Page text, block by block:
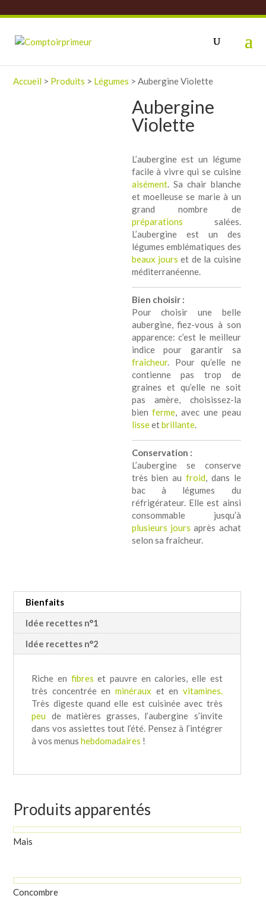
Accueil > Produits > Légumes >Aubergine Violette
Aubergine
Violette
L’aubergine est un légume
facile à vivre qui se cuisine
aisément. Sa chair blanche
et moelleuse se marie à un
grand nombre de
préparations salées.
L’aubergine est un des
légumes emblématiques des
beaux jours et de la cuisine
méditerranéenne.
Bien choisir :
Pour choisir une belle
aubergine, fiez-vous à son
apparence: c’est le meilleur
indice pour garantir sa
fraîcheur. Pour qu’elle ne
contienne pas trop de
graines et qu’elle ne soit
pas amère, choisissez-la
bienferme, avec une peau
lisseetbrillante.
Conservation :
L’aubergine se conserve
très bien aufroid, dans le
bac à légumes du
réfrigérateur. Elle est ainsi
consommable jusqu’à
plusieurs jours après achat
selon sa fraîcheur.
Bienfaits
Idée recettes n°1
Idée recettes n°2
Riche en fibres et pauvre en calories, elle est
très concentrée en minéraux et en vitamines.
Très digeste quand elle est cuisinée avec très
peu de matières grasses, l’aubergine s’invite
dans vos assiettes tout l’été. Pensez à l’intégrer
à vos menushebdomadaires !
Produits apparentés
Mais
Concombre